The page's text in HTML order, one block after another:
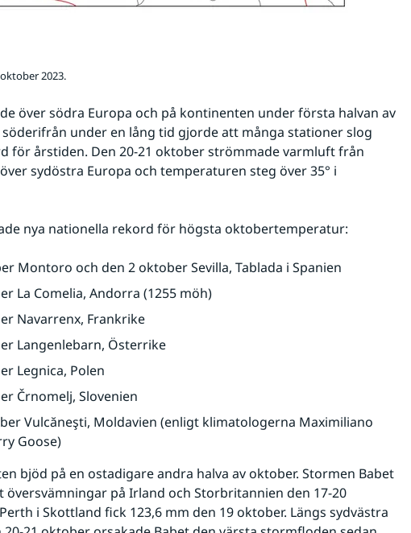
2023.
över södra Europa och på kontinenten under första halvan av
under en lång tid gjorde att många stationer slog
för årstiden. Den 20-21 oktober strömmade varmluft från
sydöstra Europa och temperaturen steg över 35° i
nya nationella rekord för högsta oktobertemperatur:
Montoro och den 2 oktober Sevilla, Tablada i Spanien
La Comelia, Andorra (1255 möh)
Navarrenx, Frankrike
Langenlebarn, Österrike
Legnica, Polen
Črnomelj, Slovenien
Vulcăneşti, Moldavien (enligt klimatologerna Maximiliano
Goose)
bjöd på en ostadigare andra halva av oktober. Stormen Babet
översvämningar på Irland och Storbritannien den 17-20
i Skottland fick 123,6 mm den 19 oktober. Längs sydvästra